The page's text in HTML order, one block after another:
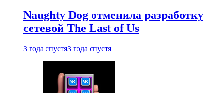
Naughty Dog отменила разработку
сетевой The Last of Us
3 года спустя3 года спустя